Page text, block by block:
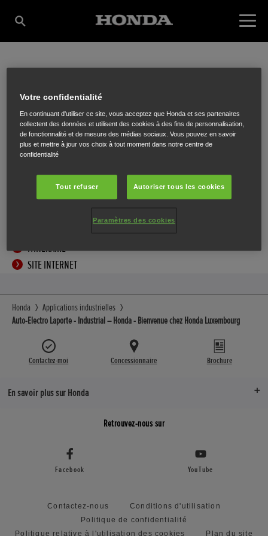
AUTO-ELECTRO
LAPORTE
Hasseltsesteenweg 171,Melveren (Sint-Truiden),3800
ITINÉRAIRE
SITE INTERNET
Honda
Applications industrielles
Auto-Electro Laporte - Industrial – Honda - Bienvenue chez Honda Luxembourg
Contactez-moi Concessionnaire Brochure
En savoir plus sur Honda
Retrouvez-nous sur
Facebook YouTube
Contactez-nous
Conditions d'utilisation
Politique de confidentialité
Politique relative à l'utilisation des cookies
Plan du site
Votre confidentialité
En continuant d'utiliser ce site, vous acceptez que Honda et ses partenaires
collectent des données et utilisent des cookies à des fins de personnalisation,
de fonctionnalité et de mesure des médias sociaux. Vous pouvez en savoir
plus et mettre à jour vos choix à tout moment dans notre centre de
confidentialité
Tout refuser Autoriser tous les cookies
Paramètres des cookies